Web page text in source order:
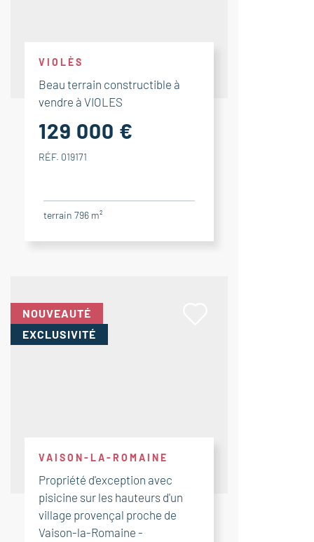
VIOLÈS
Beau terrain constructible à
vendre à VIOLES
129 000 €
RÉF. 019171
terrain 796 m²
NOUVEAUTÉ
EXCLUSIVITÉ
VAISON-LA-ROMAINE
Propriété d'exception avec
pisicine sur les hauteurs d'un
village provençal proche de
Vaison-la-Romaine -